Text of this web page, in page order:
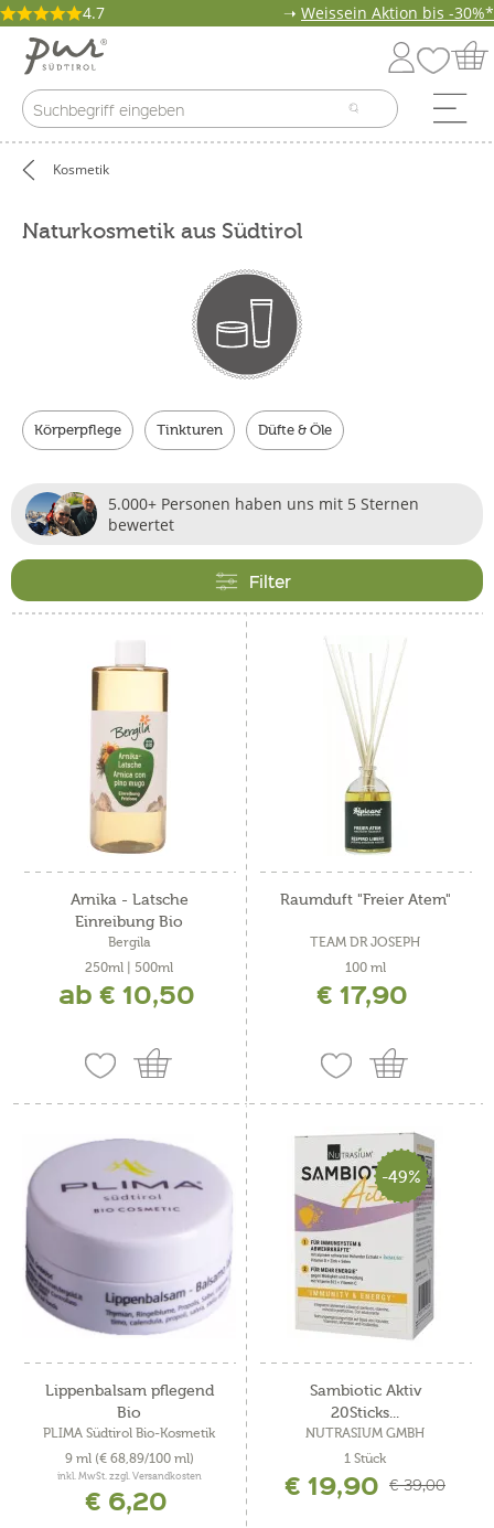
4.7 ➝ Weissein Aktion bis -30%*
Kosmetik
Naturkosmetik aus Südtirol
Körperpflege Tinkturen Düfte & Öle
5.000+ Personen haben uns mit 5 Sternen
bewertet
Filter
Arnika - Latsche
Einreibung Bio
Bergila
250ml | 500ml
ab € 10,50
Raumduft "Freier Atem"
TEAM DR JOSEPH
100 ml
€ 17,90
Lippenbalsam pflegend
Bio
PLIMA Südtirol Bio-Kosmetik
9 ml (€ 68,89/100 ml)
inkl. MwSt. zzgl. Versandkosten
€ 6,20
-49%
Sambiotic Aktiv
20Sticks...
NUTRASIUM GMBH
1 Stück
€ 19,90 € 39,00